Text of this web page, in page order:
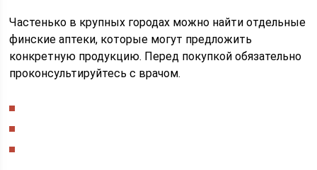
Частенько в крупных городах можно найти отдельные
финские аптеки, которые могут предложить
конкретную продукцию. Перед покупкой обязательно
проконсультируйтесь с врачом.